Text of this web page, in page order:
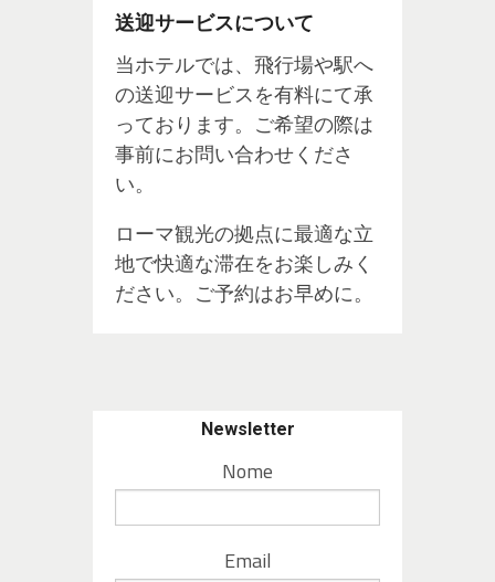
送迎サービスについて
当ホテルでは、飛行場や駅へ
の送迎サービスを有料にて承
っております。ご希望の際は
事前にお問い合わせくださ
い。
ローマ観光の拠点に最適な立
地で快適な滞在をお楽しみく
ださい。ご予約はお早めに。
Newsletter
Nome
Email